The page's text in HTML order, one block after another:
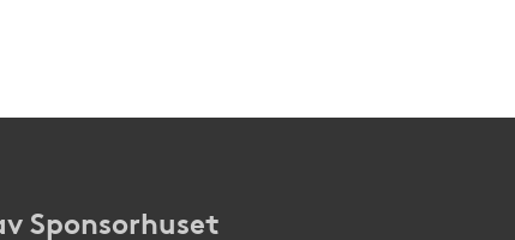
Sponsorhuset